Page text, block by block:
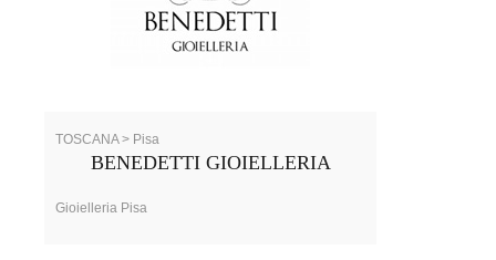
TOSCANA > Pisa
BENEDETTI GIOIELLERIA
Gioielleria Pisa